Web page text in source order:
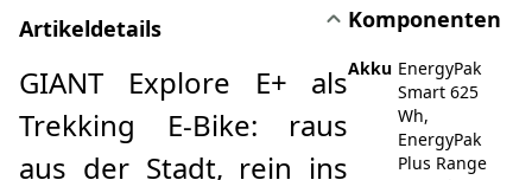
Artikeldetails
GIANT Explore E+ als
Trekking E‑Bike: raus
aus der Stadt, rein ins
Komponenten
Akku EnergyPak
Smart 625
Wh,
EnergyPak
Plus Range